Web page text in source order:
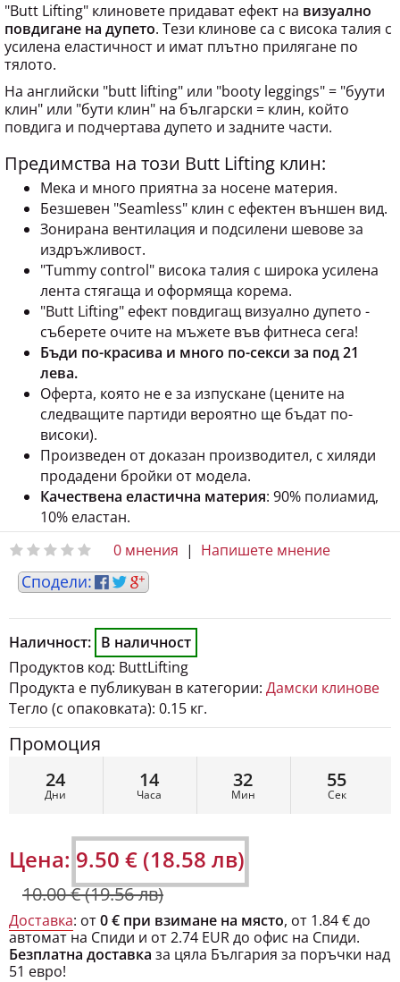
"Butt Lifting" клиновете придават ефект на визуално
повдигане на дупето. Тези клинове са с висока талия с
усилена еластичност и имат плътно прилягане по
тялото.
На английски "butt lifting" или "booty leggings" = "буути
клин" или "бути клин" на български = клин, който
повдига и подчертава дупето и задните части.
Предимства на този Butt Lifting клин:
Мека и много приятна за носене материя.
Безшевен "Seamless" клин с ефектен външен вид.
Зонирана вентилация и подсилени шевове за
издръжливост.
"Tummy control" висока талия с широка усилена
лента стягаща и оформяща корема.
"Butt Lifting" ефект повдигащ визуално дупето -
съберете очите на мъжете във фитнеса сега!
Бъди по-красива и много по-секси за под 21
лева.
Оферта, която не е за изпускане (цените на
следващите партиди вероятно ще бъдат по-
високи).
Произведен от доказан производител, с хиляди
продадени бройки от модела.
Качествена еластична материя: 90% полиамид,
10% еластан.
0 мнения | Напишете мнение
Наличност: В наличност
Продуктов код: ButtLifting
Продукта е публикуван в категории: Дамски клинове
Тегло (с опаковката): 0.15 кг.
Промоция
24
Дни
14
Часа
32
Мин
54
Сек
Цена: 9.50 € (18.58 лв)
10.00 € (19.56 лв)
Доставка: от0 € при взимане на място, от 1.84 € до
автомат на Спиди и от 2.74 EUR до офис на Спиди.
Безплатна доставка за цяла България за поръчки над
51 евро!